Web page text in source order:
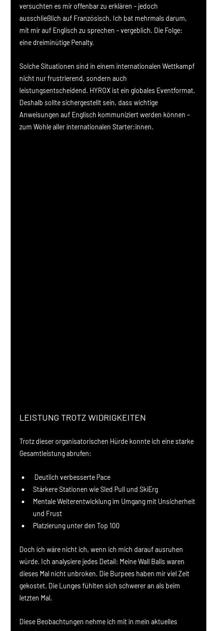
versuchten es mir offenbar zu erklären – jedoch
ausschließlich auf Französisch. Ich bat mehrmals darum,
mit mir auf Englisch zu sprechen – vergeblich. Die Folge:
eine dreiminütige Penalty.
Solche Situationen sind in einem internationalen Wettkampf
nicht nur frustrierend, sondern auch
leistungsentscheidend. HYROX ist ein globales Eventformat.
Deshalb sollte sichergestellt sein, dass wichtige
Anweisungen auf Englisch kommuniziert werden können –
zum Wohle aller internationalen Starter:innen.
LEISTUNG TROTZ WIDRIGKEITEN
Trotz dieser organisatorischen Hürde konnte ich eine starke
Gesamtleistung abrufen:
Deutlich verbesserte Pace
Stärkere Stationen wie Sled Pull und SkiErg
Mentale Weiterentwicklung im Umgang mit Unsicherheit
und Frust
Platzierung unter den Top 100
Doch ich wäre nicht ich, wenn ich mich darauf ausruhen
würde. Ich analysiere jedes Detail: Meine Wall Balls waren
dieses Mal nicht unbroken. Die Burpees haben mir viel Zeit
gekostet. Die Lunges fühlten sich schwerer an als beim
letzten Mal.
Diese Beobachtungen nehme ich mit in mein aktuelles